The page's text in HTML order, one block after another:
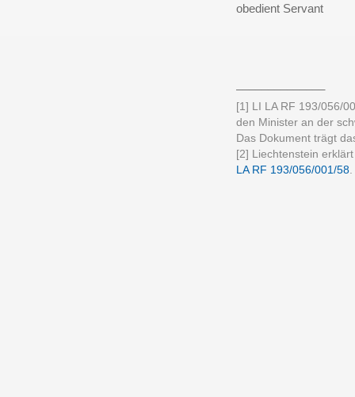
obedient Servant
[1] LI LA RF 193/056/
den Minister an der
Das Dokument trägt
[2] Liechtenstein
LA RF 193/056/001/58.